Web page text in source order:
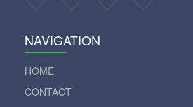
NAVIGATION
HOME
CONTACT